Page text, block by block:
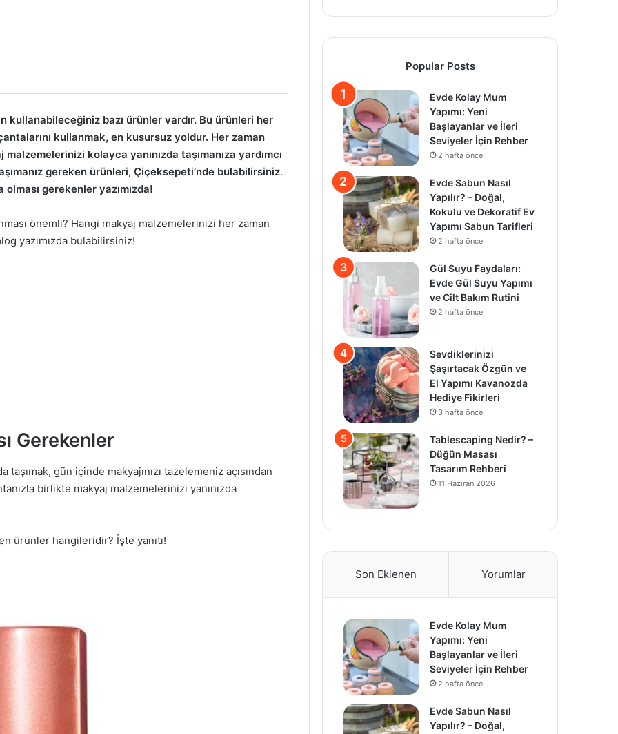
kullanabileceğiniz bazı ürünler vardır. Bu ürünleri her
kullanmak, en kusursuz yoldur. Her zaman
kolayca yanınızda taşımanıza yardımcı
gereken ürünleri, Çiçeksepeti’nde bulabilirsiniz.
gerekenler yazımızda!
önemli? Hangi makyaj malzemelerinizi her zaman
yazımızda bulabilirsiniz!
Gerekenler
taşımak, gün içinde makyajınızı tazelemeniz açısından
birlikte makyaj malzemelerinizi yanınızda
ürünler hangileridir? İşte yanıtı!
Popular Posts
Evde Kolay Mum
Yapımı: Yeni
Başlayanlar ve İleri
Seviyeler İçin Rehber
2 hafta önce
Evde Sabun Nasıl
Yapılır? – Doğal,
Kokulu ve Dekoratif Ev
Yapımı Sabun Tarifleri
2 hafta önce
Gül Suyu Faydaları:
Evde Gül Suyu Yapımı
ve Cilt Bakım Rutini
2 hafta önce
Sevdiklerinizi
Şaşırtacak Özgün ve
El Yapımı Kavanozda
Hediye Fikirleri
3 hafta önce
Tablescaping Nedir? –
Düğün Masası
Tasarım Rehberi
11 Haziran 2026
Son Eklenen Yorumlar
Evde Kolay Mum
Yapımı: Yeni
Başlayanlar ve İleri
Seviyeler İçin Rehber
2 hafta önce
Evde Sabun Nasıl
Yapılır? – Doğal,